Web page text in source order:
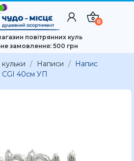
0
повітрянних куль
замовлення: 500 грн
Написи
Напис
CGI 40см УП